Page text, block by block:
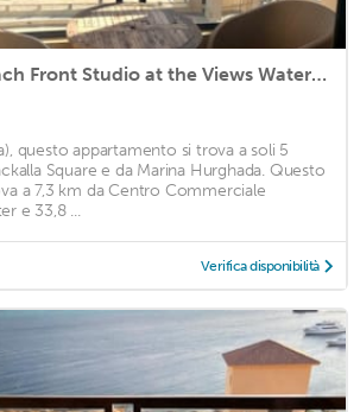
Cosy & Cute Beach Front Studio at the Views Waterside
questo appartamento si trova a soli 5
Square e da Marina Hurghada. Questo
a 7,3 km da Centro Commerciale
e 33,8 ...
Verifica disponibilità